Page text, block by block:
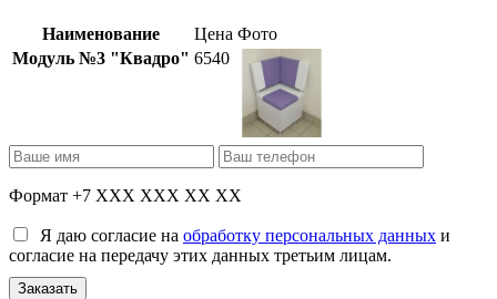
Наименование Цена Фото
Модуль №3 "Квадро" 6540
Формат +7 XXX XXX XX XX
Я даю согласие на обработку персональных данных и
согласие на передачу этих данных третьим лицам.